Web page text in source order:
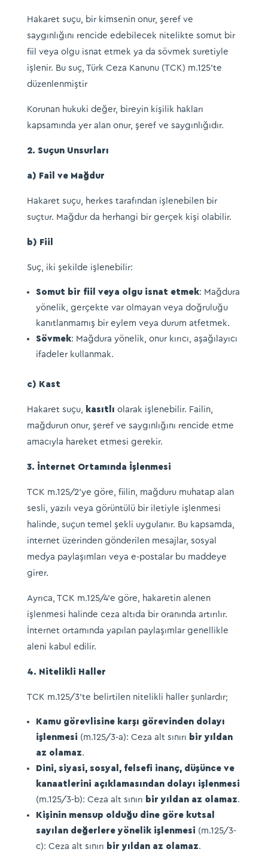
Hakaret suçu, bir kimsenin onur, şeref ve
saygınlığını rencide edebilecek nitelikte somut bir
fiil veya olgu isnat etmek ya da sövmek suretiyle
işlenir. Bu suç, Türk Ceza Kanunu (TCK) m.125’te
düzenlenmiştir
Korunan hukuki değer, bireyin kişilik hakları
kapsamında yer alan onur, şeref ve saygınlığıdır.​
2. Suçun Unsurları
a) Fail ve Mağdur
Hakaret suçu, herkes tarafından işlenebilen bir
suçtur. Mağdur da herhangi bir gerçek kişi olabilir.​
b) Fiil
Suç, iki şekilde işlenebilir:​
Somut bir fiil veya olgu isnat etmek: Mağdura
yönelik, gerçekte var olmayan veya doğruluğu
kanıtlanmamış bir eylem veya durum atfetmek.
Sövmek: Mağdura yönelik, onur kırıcı, aşağılayıcı
ifadeler kullanmak.​
c) Kast
Hakaret suçu, kasıtlı olarak işlenebilir. Failin,
mağdurun onur, şeref ve saygınlığını rencide etme
amacıyla hareket etmesi gerekir.​
3. İnternet Ortamında İşlenmesi
TCK m.125/2’ye göre, fiilin, mağduru muhatap alan
sesli, yazılı veya görüntülü bir iletiyle işlenmesi
halinde, suçun temel şekli uygulanır. Bu kapsamda,
internet üzerinden gönderilen mesajlar, sosyal
medya paylaşımları veya e-postalar bu maddeye
girer.
Ayrıca, TCK m.125/4’e göre, hakaretin alenen
işlenmesi halinde ceza altıda bir oranında artırılır.
İnternet ortamında yapılan paylaşımlar genellikle
aleni kabul edilir.​
4. Nitelikli Haller
TCK m.125/3’te belirtilen nitelikli haller şunlardır;
Kamu görevlisine karşı görevinden dolayı
işlenmesi (m.125/3-a): Ceza alt sınırı bir yıldan
az olamaz.​
Dini, siyasi, sosyal, felsefi inanç, düşünce ve
kanaatlerini açıklamasından dolayı işlenmesi
(m.125/3-b): Ceza alt sınırı bir yıldan az olamaz.​
Kişinin mensup olduğu dine göre kutsal
sayılan değerlere yönelik işlenmesi (m.125/3-
c): Ceza alt sınırı bir yıldan az olamaz.​